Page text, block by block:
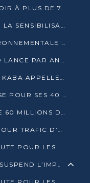
L’ESPACE OPOKO REDONNE ESPOIR À PLUS DE 775 ÉLÈVES AUTOCHTONES DANS LE NORD DU CONGO
PAUL VALISE MATOMBÉ MISE SUR LA SENSIBILISATION POUR ÉRAQUER LE GRAND BANDITISME
UNE NOUVELLE DIRECTION ENVIRONNEMENTALE POUR RENFORCER LA GESTION DES DONNÉES AU CONGO
LE PRÉSIDENT SASSOU N’GUESSO LANCE PAR ANTICIPATION LA 39ÈME JOURNÉE NATIONALE DE L’ARBRE
L’ASSOCIATION LES AMIS D’YVON KABA APPELLENT DENIS SASSOU N’GUESSO À SE PORTER CANDIDAT
CONGO : LE BCBTP SE MODERNISE POUR SES 40 ANS D’EXISTENCE
LA BANQUE MONDIALE ACCORDE 60 MILLIONS DE DOLLARS POUR LA RÉSILIENCE URBAINE AU CONGO
NKAYI : UN HOMME INTERPELLÉ POUR TRAFIC D’UN BÉBÉ CHIMPANZÉ
55 ÉTUDIANTS CONGOLAIS EN ROUTE POUR LES UNIVERSITÉS ALGÉRIENNES
LE GOUVERNEMENT CONGOLAIS SUSPEND L’IMPORTATION DES MACHETTES ET DES MOTOS